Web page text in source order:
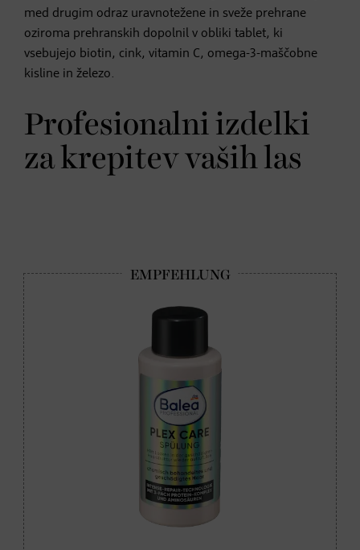
med drugim odraz uravnotežene in sveže prehrane
oziroma prehranskih dopolnil v obliki tablet, ki
vsebujejo biotin, cink, vitamin C, omega-3-maščobne
kisline in železo.
Profesionalni izdelki
za krepitev vaših las